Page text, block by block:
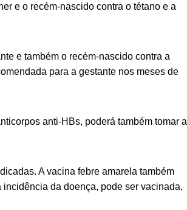
e o recém-nascido contra o tétano e a
e também o recém-nascido contra a
para a gestante nos meses de
anti-HBs, poderá também tomar a
A vacina febre amarela também
da doença, pode ser vacinada,